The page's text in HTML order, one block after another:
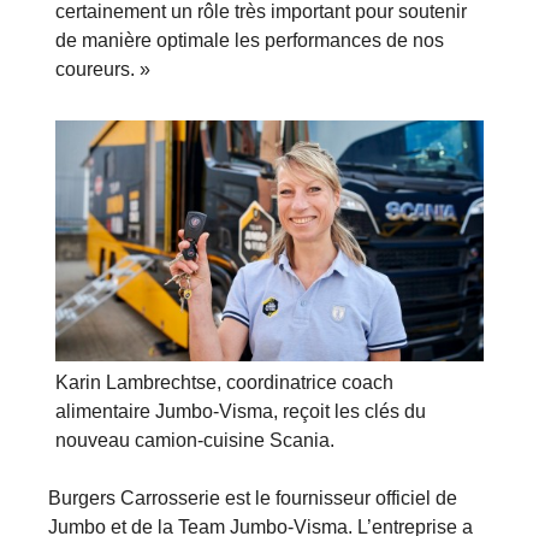
certainement un rôle très important pour soutenir
de manière optimale les performances de nos
coureurs. »
Karin Lambrechtse, coordinatrice coach
alimentaire Jumbo-Visma, reçoit les clés du
nouveau camion-cuisine Scania.
Burgers Carrosserie est le fournisseur officiel de
Jumbo et de la Team Jumbo-Visma. L’entreprise a